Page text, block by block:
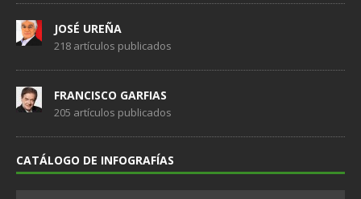
JOSÉ UREÑA
218 artículos publicados
FRANCISCO GARFIAS
205 artículos publicados
CATÁLOGO DE INFOGRAFÍAS